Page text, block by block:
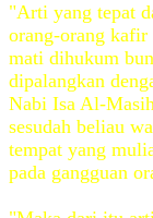
"Arti yang tepat
orang-orang
mati dihukum
dipalangkan
Nabi Isa Al-
sesudah beliau
tempat yang
pada gangguan